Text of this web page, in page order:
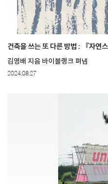
건축을 쓰는 또 다른 방법 : 『자연스
김영배 지음 바이블랭크 펴냄
2024.08.27